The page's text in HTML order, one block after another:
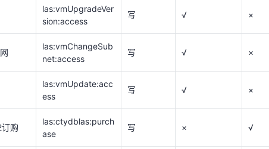
las:ctydblas:purch
订
las:ctydblas:rene
w
写 × √
订
las:ctydblas:refun
d
写 × √
配
las:ctydblas:upgra
de
写 × √
las:vmUpgradeVer
sion:access
写 √ ×
las:vmChangeSub
net:access
写 √ ×
las:vmUpdate:acc
ess
写 √ ×
购
las:ctydblas:purch
ase
写 × √